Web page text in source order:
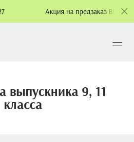
Акция на предзаказ
выпускника 9, 11
класса